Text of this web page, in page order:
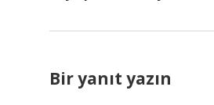
Bir yanıt yazın